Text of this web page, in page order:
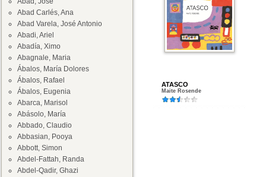
Abad Carlés, Ana
Abad Varela, José Antonio
Abadi, Ariel
Abadía, Ximo
Abagnale, Maria
Ábalos, María Dolores
Ábalos, Rafael
Ábalos, Eugenia
Abarca, Marisol
Abásolo, María
Abbado, Claudio
Abbasian, Pooya
Abbott, Simon
Abdel-Fattah, Randa
Abdel-Qadir, Ghazi
ATASCO
Maite Rosende